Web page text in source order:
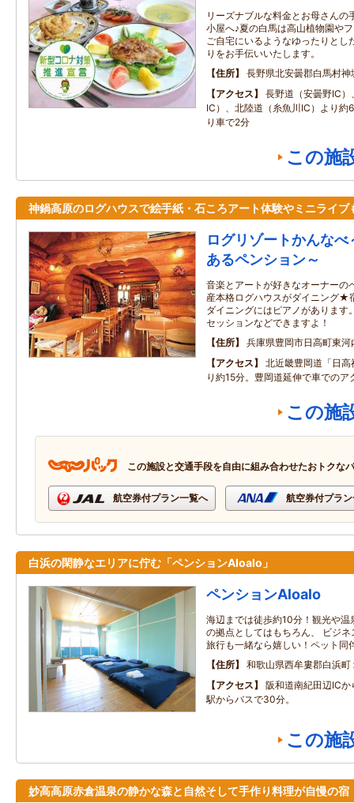
リーズナブルな料金とお母さんの
小屋へ♪夏の白馬は高山植物園や
ご自宅にいるようなゆったりとし
りをお手伝いいたします。
住所
長野県北安曇郡白馬村神
アクセス
長野道（安曇野IC
IC）、北陸道（糸魚川IC）より約
り車で2分
この施
神鍋高原のログハウスで絵手紙・石ころアート体験やミニライブ
ログリゾートかんな
あるペンション～
音楽とアートが好きなオーナー
産本格ログハウスがダイニング
ダイニングにはピアノがあります
セッションなどできますよ！
住所
兵庫県豊岡市日高町東
アクセス
北近畿豊岡道「日
り約15分。豊岡道延伸で車での
この施
この施設と交通手段を自由に組み合わせたおトクな
航空券付プラン一覧へ 航空券付プラ
白浜の閑静なエリアに佇む「ペンションAloalo」
ペンションAloalo
海辺までは徒歩約10分！観光や
の拠点としてはもちろん、 ビジ
旅行も一緒なら嬉しい！ペット同
住所
和歌山県西牟婁郡白浜町
アクセス
阪和道南紀田辺IC
駅からバスで30分。
この施
妙高高原赤倉温泉の静かな森と自然そして手作り料理が自慢の宿